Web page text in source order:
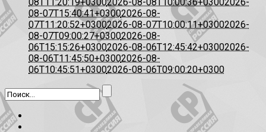
08-07T15:40:41+03002026-08-
07T11:20:52+03002026-08-07T10:00:11+03002026-
08-07T09:00:27+03002026-08-
06T15:15:26+03002026-08-06T12:45:42+03002026-
08-06T11:45:50+03002026-08-
06T10:45:51+03002026-08-06T09:00:20+0300